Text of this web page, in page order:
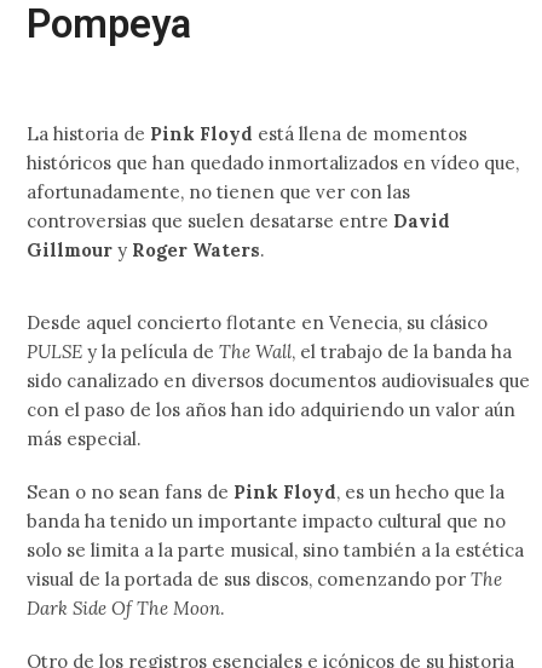
Pompeya
La historia de Pink Floyd está llena de momentos
históricos que han quedado inmortalizados en vídeo que,
afortunadamente, no tienen que ver con las
controversias que suelen desatarse entre David
Gillmoury Roger Waters.
Desde aquel concierto flotante en Venecia, su clásico
PULSE y la película deThe Wall, el trabajo de la banda ha
sido canalizado en diversos documentos audiovisuales que
con el paso de los años han ido adquiriendo un valor aún
más especial.
Sean o no sean fans de Pink Floyd, es un hecho que la
banda ha tenido un importante impacto cultural que no
solo se limita a la parte musical, sino también a la estética
visual de la portada de sus discos, comenzando porThe
Dark Side Of The Moon.
Otro de los registros esenciales e icónicos de su historia